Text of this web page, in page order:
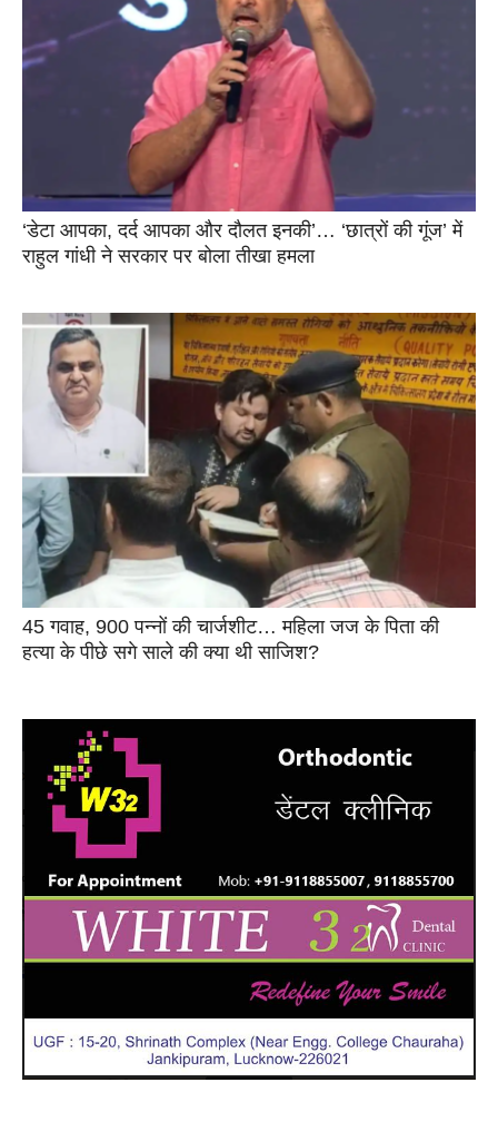
‘डेटा आपका, दर्द आपका और दौलत इनकी’… ‘छात्रों की गूंज’ में
राहुल गांधी ने सरकार पर बोला तीखा हमला
45 गवाह, 900 पन्नों की चार्जशीट… महिला जज के पिता की
हत्या के पीछे सगे साले की क्या थी साजिश?